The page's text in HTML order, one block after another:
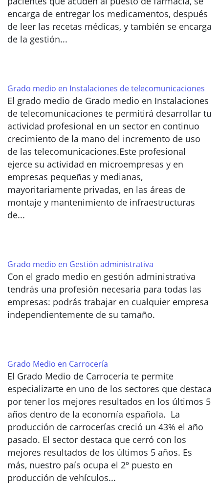
encarga de entregar los medicamentos, después
de leer las recetas médicas, y también se encarga
de la gestión...
Grado medio en Instalaciones de telecomunicaciones
El grado medio de Grado medio en Instalaciones
de telecomunicaciones te permitirá desarrollar tu
actividad profesional en un sector en continuo
crecimiento de la mano del incremento de uso
de las telecomunicaciones.Este profesional
ejerce su actividad en microempresas y en
empresas pequeñas y medianas,
mayoritariamente privadas, en las áreas de
montaje y mantenimiento de infraestructuras
de...
Grado medio en Gestión administrativa
Con el grado medio en gestión administrativa
tendrás una profesión necesaria para todas las
empresas: podrás trabajar en cualquier empresa
independientemente de su tamaño.
Grado Medio en Carrocería
El Grado Medio de Carrocería te permite
especializarte en uno de los sectores que destaca
por tener los mejores resultados en los últimos 5
años dentro de la economía española. La
producción de carrocerías creció un 43% el año
pasado. El sector destaca que cerró con los
mejores resultados de los últimos 5 años. Es
más, nuestro país ocupa el 2º puesto en
producción de vehículos...